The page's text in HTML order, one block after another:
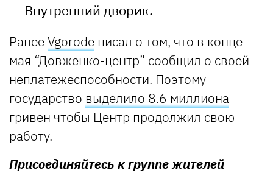
Внутренний дворик.
РанееVgorode писал о том, что в конце
мая “Довженко-центр” сообщил о своей
неплатежеспособности. Поэтому
государство выделило 8.6 миллиона
гривен чтобы Центр продолжил свою
работу.
Присоединяйтесь к группе жителей